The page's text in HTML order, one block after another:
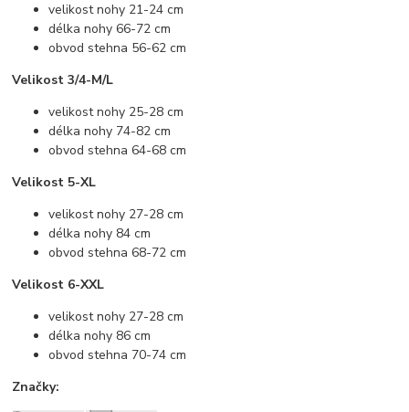
velikost nohy 21-24 cm
délka nohy 66-72 cm
obvod stehna 56-62 cm
Velikost 3/4-M/L
velikost nohy 25-28 cm
délka nohy 74-82 cm
obvod stehna 64-68 cm
Velikost 5-XL
velikost nohy 27-28 cm
délka nohy 84 cm
obvod stehna 68-72 cm
Velikost 6-XXL
velikost nohy 27-28 cm
délka nohy 86 cm
obvod stehna 70-74 cm
Značky: